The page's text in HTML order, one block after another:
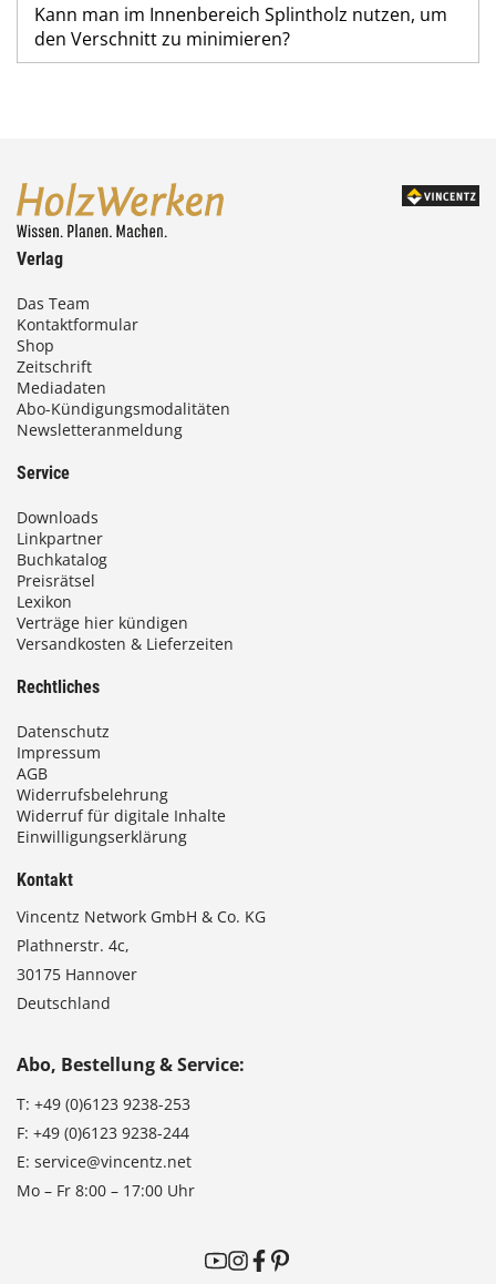
Kann man im Innenbereich Splintholz nutzen, um
den Verschnitt zu minimieren?
Verlag
Das Team
Kontaktformular
Shop
Zeitschrift
Mediadaten
Abo-Kündigungsmodalitäten
Newsletteranmeldung
Service
Downloads
Linkpartner
Buchkatalog
Preisrätsel
Lexikon
Verträge hier kündigen
Versandkosten & Lieferzeiten
Rechtliches
Datenschutz
Impressum
AGB
Widerrufsbelehrung
Widerruf für digitale Inhalte
Einwilligungserklärung
Kontakt
Vincentz Network GmbH & Co. KG
Plathnerstr. 4c,
30175 Hannover
Deutschland
Abo, Bestellung & Service:
T: +49 (0)6123 9238-253
F: +49 (0)6123 9238-244
E: service@vincentz.net
Mo – Fr 8:00 – 17:00 Uhr